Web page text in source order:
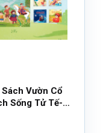
Sách Vườn Cổ
Sống Tử Tế-